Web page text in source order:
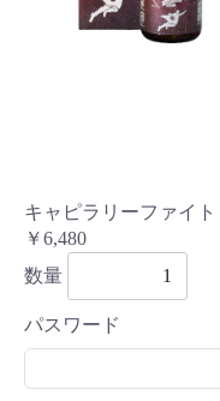
キャピラリーファイト
￥6,480
数量
パスワード